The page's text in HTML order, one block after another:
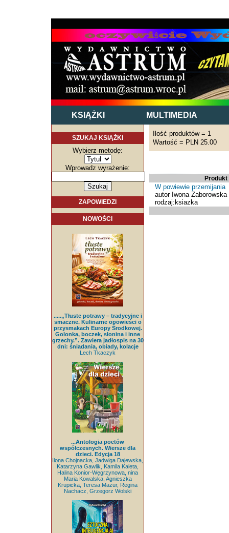
KSIĄŻKI MULTIMEDIA
SZUKAJ KSIĄŻKI
Wybierz metodę:
Wprowadz wyrażenie:
ZAPOWIEDZI
NOWOŚCI
.....„Tłuste potrawy – tradycyjne i
smaczne. Kulinarne opowieści o
przysmakach Europy Środkowej.
Golonka, boczek, słonina i inne
grzechy.”. Zawiera jadłospis na 30
dni: śniadania, obiady, kolacje
Lech Tkaczyk
...Antologia poetów
współczesnych. Wiersze dla
dzieci. Edycja 18
Ilona Chojnacka, Jadwiga Dajewska,
Katarzyna Gawlik, Kamila Kaleta,
Halina Konior-Węgrzynowa, nina
Maria Kowalska, Agnieszka
Krupicka, Teresa Mazur, Regina
Nachacz, Grzegorz Wolski
Ilość produktów = 1
Wartość = PLN 25.00
Produkt
W powiewie przemijania
autor Iwona Zaborowska
rodzaj:ksiazka